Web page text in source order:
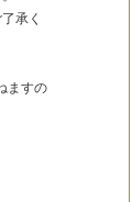
承く
ますの